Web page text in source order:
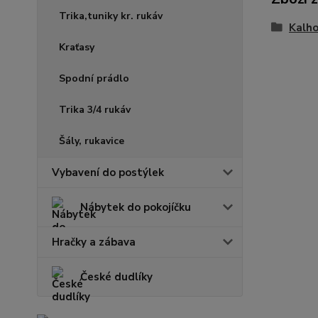
Trika,tuniky kr. rukáv
Kraťasy
Spodní prádlo
Trika 3/4 rukáv
Šály, rukavice
Vybavení do postýlek
Nábytek do pokojíčku
Hračky a zábava
České dudlíky